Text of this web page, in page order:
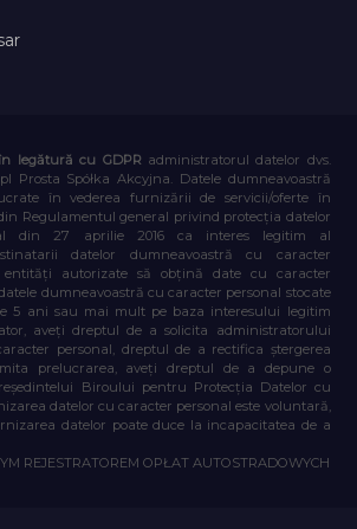
legătură cu GDPR administratorul datelor dvs.
Prosta Spółka Akcyjna. Datele dumneavoastră
în vederea furnizării de servicii/oferte în
Regulamentul general privind protecția datelor
din 27 aprilie 2016 ca interes legitim al
datelor dumneavoastră cu caracter
autorizate să obțină date cu caracter
dumneavoastră cu caracter personal stocate
5 ani sau mai mult pe baza interesului legitim
aveți dreptul de a solicita administratorului
personal, dreptul de a rectifica ștergerea
prelucrarea, aveți dreptul de a depune o
Biroului pentru Protecția Datelor cu
datelor cu caracter personal este voluntară,
datelor poate duce la incapacitatea de a
REJESTRATOREM OPŁAT AUTOSTRADOWYCH